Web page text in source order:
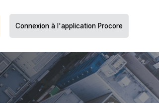
Connexion à l'application Procore